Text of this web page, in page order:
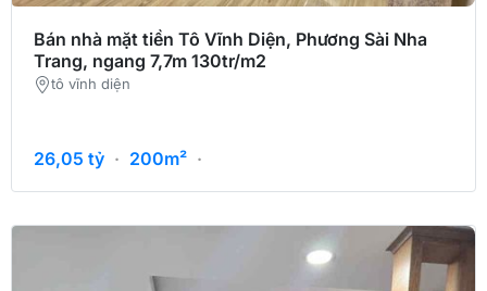
Bán nhà mặt tiền Tô Vĩnh Diện, Phương Sài Nha
Trang, ngang 7,7m 130tr/m2
tô vĩnh diện
26,05 tỷ · 200m² ·